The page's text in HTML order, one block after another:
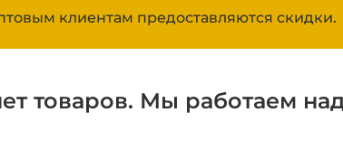
клиентам предоставляются скидки.
товаров. Мы работаем